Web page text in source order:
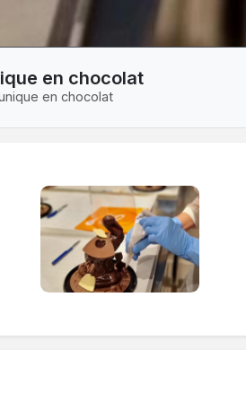
en chocolat
en chocolat